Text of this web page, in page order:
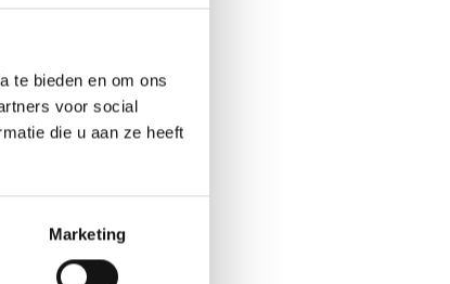
te bieden en om ons
voor social
die u aan ze heeft
Marketing